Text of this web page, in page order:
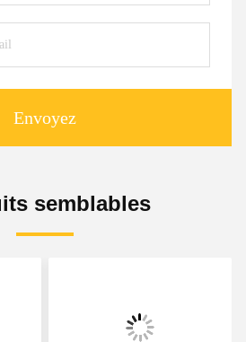
Envoyez
semblables